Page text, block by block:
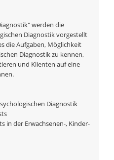
werden die
Diagnostik vorgestellt
die Aufgaben, Möglichkeit
Diagnostik zu kennen,
und Klienten auf eine
Diagnostik
in der Erwachsenen-, Kinder-